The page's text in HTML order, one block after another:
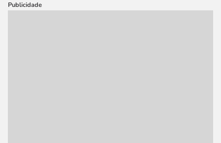
Publicidade